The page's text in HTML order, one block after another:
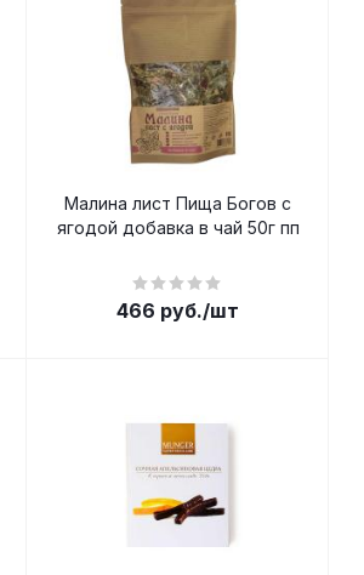
Малина лист Пища Богов с
ягодой добавка в чай 50г пп
466 руб./шт